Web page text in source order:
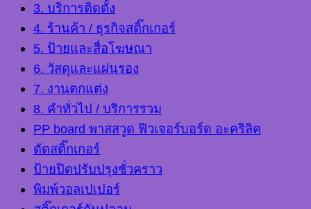
3. บริการติดตั้ง
4. ร้านค้า / ธุรกิจสติ๊กเกอร์
5. ป้ายและสื่อโฆษณา
6. วัสดุและแผ่นรอง
7. งานตกแต่ง
8. คำทั่วไป / บริการรวม
PP board พาสสวูด ฟิวเจอร์บอร์ด อะคริลิค
ตัดสติ๊กเกอร์
ป้ายปิดปรับปรุงชั่วคราว
พิมพ์วอลเปเปอร์